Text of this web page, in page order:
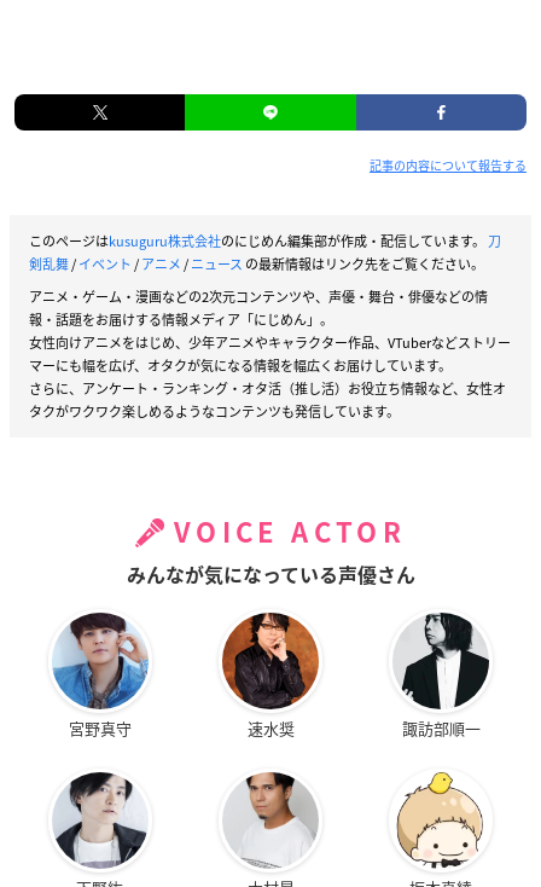
記事の内容について報告する
このページはkusuguru株式会社のにじめん編集部が作成・配信しています。 刀
剣乱舞/イベント /アニメ/ニュース の最新情報はリンク先をご覧ください。
アニメ・ゲーム・漫画などの2次元コンテンツや、声優・舞台・俳優などの情
報・話題をお届けする情報メディア「にじめん」。
女性向けアニメをはじめ、少年アニメやキャラクター作品、VTuberなどストリー
マーにも幅を広げ、オタクが気になる情報を幅広くお届けしています。
さらに、アンケート・ランキング・オタ活（推し活）お役立ち情報など、女性オ
タクがワクワク楽しめるようなコンテンツも発信しています。
VOICE ACTOR
みんなが気になっている声優さん
宮野真守 速水奨 諏訪部順一